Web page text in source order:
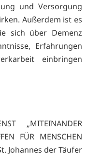
und Versorgung
Außerdem ist es
sich über Demenz
Erfahrungen
einbringen
„MITEINANDER
FÜR MENSCHEN
Johannes der Täufer